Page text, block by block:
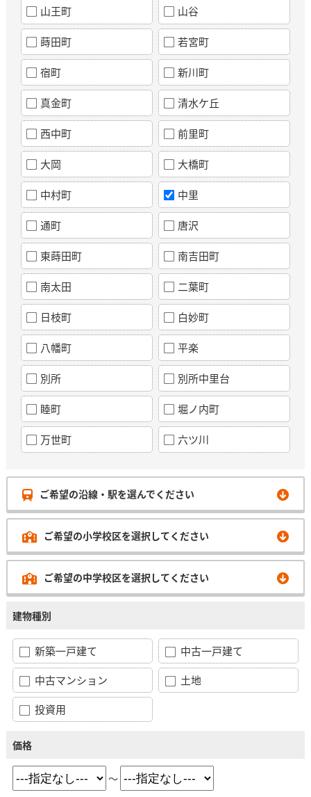
山王町 山谷
蒔田町 若宮町
宿町 新川町
真金町 清水ケ丘
西中町 前里町
大岡 大橋町
中村町 中里
通町 唐沢
東蒔田町 南吉田町
南太田 二葉町
日枝町 白妙町
八幡町 平楽
別所 別所中里台
睦町 堀ノ内町
万世町 六ツ川
ご希望の沿線・駅を選んでください
ご希望の小学校区を選択してください
ご希望の中学校区を選択してください
建物種別
新築一戸建て
中古一戸建て
中古マンション
土地
投資用
価格
～